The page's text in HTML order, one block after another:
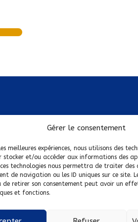
Gérer le consentement
meilleures expériences, nous utilisons des
stocker et/ou accéder aux informations des
technologies nous permettra de traiter des
de navigation ou les ID uniques sur ce site.
de retirer son consentement peut avoir un
et fonctions.
de confidentialité
de cookies
suivre sur :